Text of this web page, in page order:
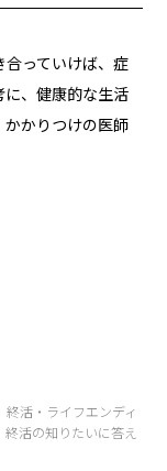
合っていけば、症
に、健康的な生活
かかりつけの医師
活・ライフエンディ
活の知りたいに答え